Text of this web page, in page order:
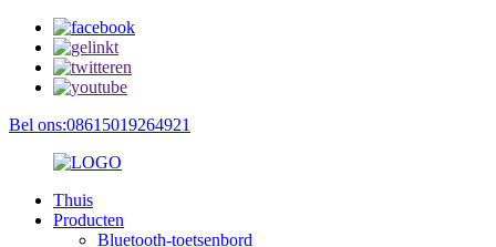
Bel ons:08615019264921
Thuis
Producten
Bluetooth-toetsenbord